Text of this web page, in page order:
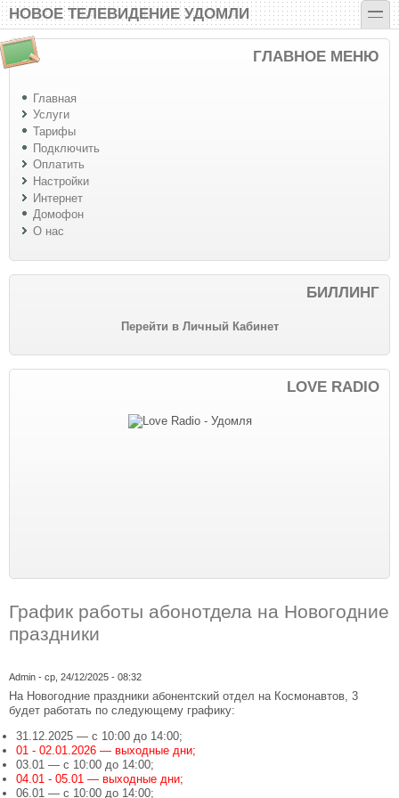
Перейти к основному содержанию
Skip to search
НОВОЕ ТЕЛЕВИДЕНИЕ УДОМЛИ toggle
ГЛАВНОЕ МЕНЮ
Главная
Услуги
Тарифы
Подключить
Оплатить
Настройки
Интернет
Домофон
О нас
БИЛЛИНГ
Перейти в Личный Кабинет
LOVE RADIO
График работы абонотдела на Новогодние
праздники
Admin - ср, 24/12/2025 - 08:32
На Новогодние праздники абонентский отдел на Космонавтов, 3
будет работать по следующему графику:
31.12.2025 — с 10:00 до 14:00;
01 - 02.01.2026 — выходные дни;
03.01 — с 10:00 до 14:00;
04.01 - 05.01 — выходные дни;
06.01 — с 10:00 до 14:00;